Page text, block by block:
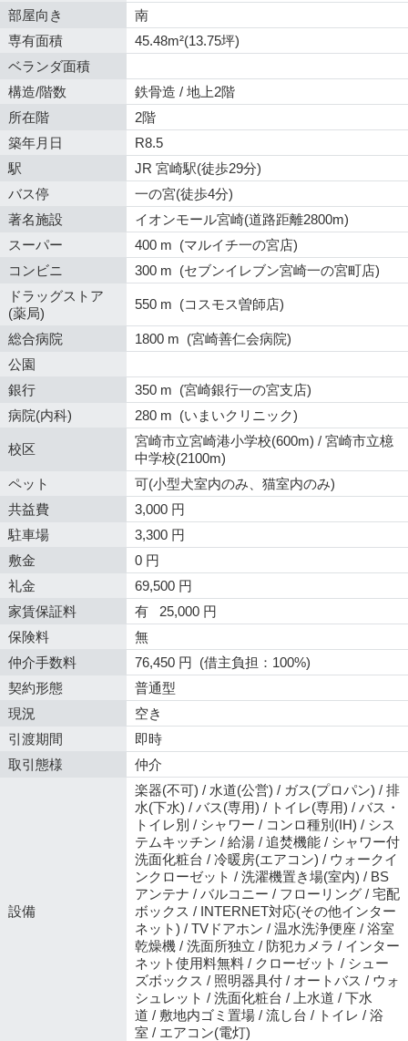
部屋向き
南
専有面積
45.48m²(13.75坪)
ベランダ面積
構造/階数
鉄骨造 / 地上2階
所在階
2階
築年月日
R8.5
駅
JR 宮崎駅(徒歩29分)
バス停
一の宮(徒歩4分)
著名施設
イオンモール宮崎(道路距離2800m)
スーパー
400 m (マルイチ一の宮店)
コンビニ
300 m (セブンイレブン宮崎一の宮町店)
ドラッグストア
(薬局)
550 m (コスモス曽師店)
総合病院
1800 m (宮崎善仁会病院)
公園
銀行
350 m (宮崎銀行一の宮支店)
病院(内科)
280 m (いまいクリニック)
校区
宮崎市立宮崎港小学校(600m) / 宮崎市立檍
中学校(2100m)
ペット
可(小型犬室内のみ、猫室内のみ)
共益費
3,000 円
駐車場
3,300 円
敷金
0 円
礼金
69,500 円
家賃保証料
有 25,000 円
保険料
無
仲介手数料
76,450 円 (借主負担：100%)
契約形態
普通型
現況
空き
引渡期間
即時
取引態様
仲介
設備
楽器(不可) / 水道(公営) / ガス(プロパン) / 排
水(下水) / バス(専用) / トイレ(専用) / バス・
トイレ別 / シャワー / コンロ種別(IH) / シス
テムキッチン / 給湯 / 追焚機能 / シャワー付
洗面化粧台 / 冷暖房(エアコン) / ウォークイ
ンクローゼット / 洗濯機置き場(室内) / BS
アンテナ / バルコニー / フローリング / 宅配
ボックス / INTERNET対応(その他インター
ネット) / TVドアホン / 温水洗浄便座 / 浴室
乾燥機 / 洗面所独立 / 防犯カメラ / インター
ネット使用料無料 / クローゼット / シュー
ズボックス / 照明器具付 / オートバス / ウォ
シュレット / 洗面化粧台 / 上水道 / 下水
道 / 敷地内ゴミ置場 / 流し台 / トイレ / 浴
室 / エアコン(電灯)